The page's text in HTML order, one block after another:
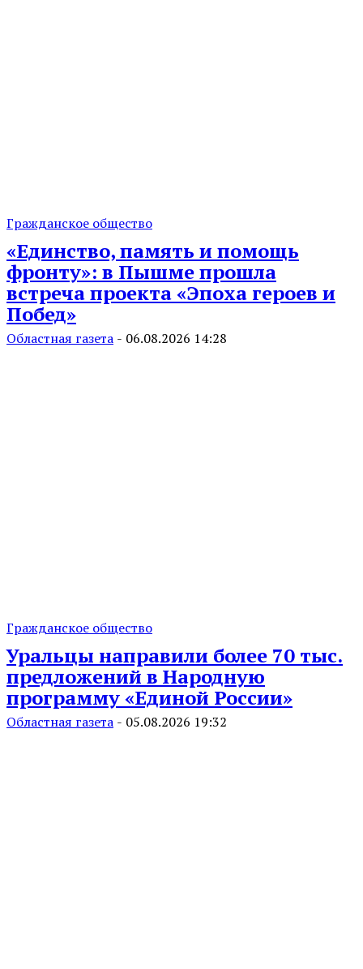
Гражданское общество
«Единство, память и помощь
фронту»: в Пышме прошла
встреча проекта «Эпоха героев и
Побед»
Областная газета - 06.08.2026 14:28
Гражданское общество
Уральцы направили более 70 тыс.
предложений в Народную
программу «Единой России»
Областная газета - 05.08.2026 19:32